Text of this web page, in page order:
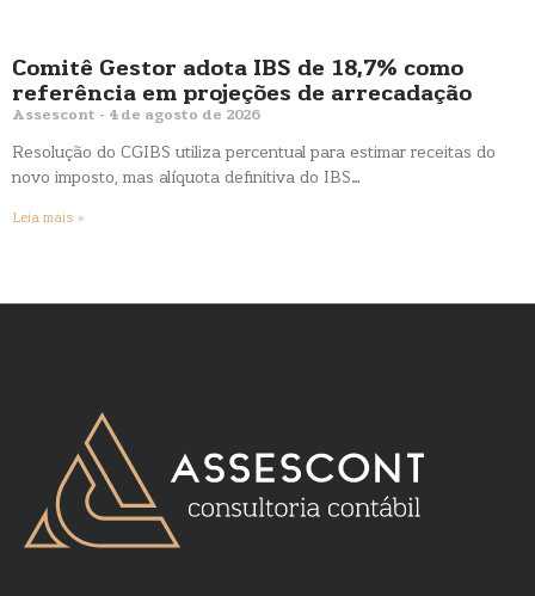
Comitê Gestor adota IBS de 18,7% como
referência em projeções de arrecadação
Assescont 4 de agosto de 2026
Resolução do CGIBS utiliza percentual para estimar receitas do
novo imposto, mas alíquota definitiva do IBS…
Leia mais »